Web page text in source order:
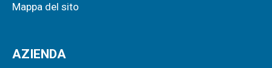
Mappa del sito
AZIENDA